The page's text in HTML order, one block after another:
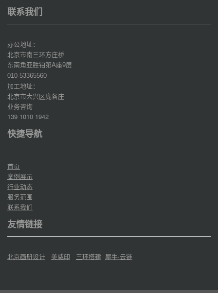
联系我们
办公地址：
北京市南三环方庄桥
东南角亚胜铂第A座9层
010-53365560
加工地址：
北京市大兴区庞各庄
业务咨询
139 1010 1942
快捷导航
首页
案例展示
行业动态
服务范围
联系我们
友情链接
北京画册设计 美威印 三环搭建 犀牛·云链